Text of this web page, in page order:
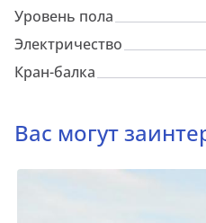
Уровень пола
Электричество
Кран-балка
Вас могут